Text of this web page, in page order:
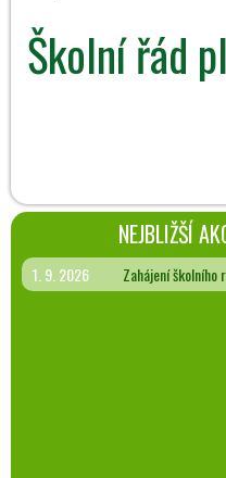
Školní řád
NEJBLIŽŠÍ
1. 9. 2026 Zahájení